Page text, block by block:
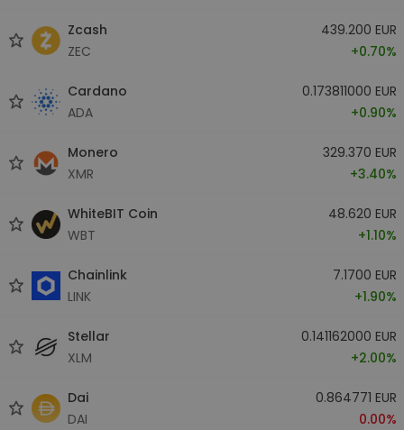
Zcash
ZEC
439.200 EUR
+0.70%
Cardano
ADA
0.173811000 EUR
+0.90%
Monero
XMR
329.370 EUR
+3.40%
WhiteBIT Coin
WBT
48.620 EUR
+1.10%
Chainlink
LINK
7.1700 EUR
+1.90%
Stellar
XLM
0.141162000 EUR
+2.00%
Dai
DAI
0.864771 EUR
0.00%